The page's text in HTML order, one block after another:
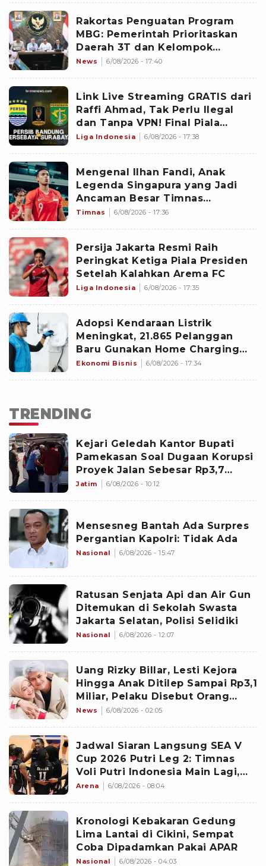
Rakortas Penguatan Program
MBG: Pemerintah Prioritaskan
Daerah 3T dan Kelompok
Sasaran Prioritas
News 6/08/2026 - 17:40
Link Live Streaming GRATIS dari
Raffi Ahmad, Tak Perlu Ilegal
dan Tanpa VPN! Final Piala
Presiden 2026 Persib vs
Liga Indonesia 6/08/2026 - 17:38
Mengenal Ilhan Fandi, Anak
Legenda Singapura yang Jadi
Ancaman Besar Timnas
Indonesia di Piala AFF 2026
Timnas 6/08/2026 - 17:36
Persija Jakarta Resmi Raih
Peringkat Ketiga Piala Presiden
Setelah Kalahkan Arema FC
Liga Indonesia 6/08/2026 - 17:35
Adopsi Kendaraan Listrik
Meningkat, 21.865 Pelanggan
Baru Gunakan Home Charging
Services PLN pada Semester I
Ekonomi Bisnis 6/08/2026 - 17:34
TRENDING
Kejari Geledah Kantor Bupati
Pamekasan Soal Dugaan Korupsi
Proyek Jalan Sebesar Rp3,7
Milliar
Jatim 6/08/2026 - 10:12
Mensesneg Bantah Ada Surpres
Pergantian Kapolri: Tidak Ada
Nasional 6/08/2026 - 15:47
Ratusan Senjata Api dan Air Gun
Ditemukan di Sekolah Swasta
Jakarta Selatan, Polisi Selidiki
Nasional 6/08/2026 - 12:07
Uang Rizky Billar, Lesti Kejora
Hingga Anak Ditilep Sampai Rp3,1
Miliar, Pelaku Disebut Orang
Terdekat
News 6/08/2026 - 02:05
Jadwal Siaran Langsung SEA V
Cup 2026 Putri Leg 2: Timnas
Voli Putri Indonesia Main Lagi,
Langsung Hadapi Vietnam
Arena 6/08/2026 - 08:04
Kronologi Kebakaran Gedung
Lima Lantai di Cikini, Sempat
Coba Dipadamkan Pakai APAR
Nasional 6/08/2026 - 04:03